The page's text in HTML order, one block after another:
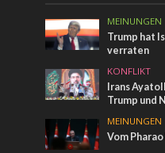
MEINUNGEN
Trump hat
verraten
KONFLIKT
Irans
Trump und
MEINUNGEN
Vom